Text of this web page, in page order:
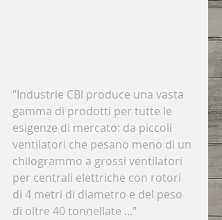
"Industrie CBI produce una vasta
gamma di prodotti per tutte le
esigenze di mercato: da piccoli
ventilatori che pesano meno di un
chilogrammo a grossi ventilatori
per centrali elettriche con rotori
di 4 metri di diametro e del peso
di oltre 40 tonnellate ..."